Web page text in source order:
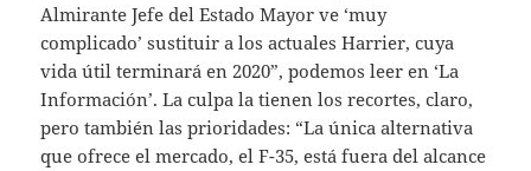
Almirante Jefe del Estado Mayor ve ‘muy
complicado’ sustituir a los actuales Harrier, cuya
vida útil terminará en 2020”, podemos leer en ‘La
Información’. La culpa la tienen los recortes, claro,
pero también las prioridades: “La única alternativa
que ofrece el mercado, el F-35, está fuera del alcance